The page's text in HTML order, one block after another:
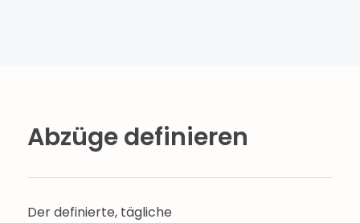
Abzüge definieren
Der definierte, tägliche